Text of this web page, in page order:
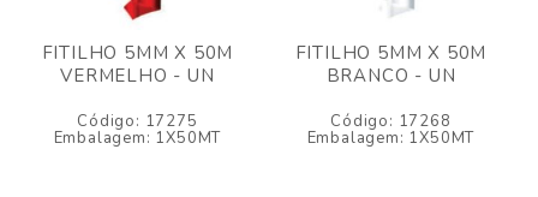
FITILHO 5MM X 50M
VERMELHO - UN
Código: 17275
Embalagem: 1X50MT
FITILHO 5MM X 50M
BRANCO - UN
Código: 17268
Embalagem: 1X50MT